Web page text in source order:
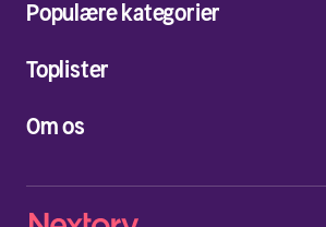
Om os
Populære kategorier
Toplister